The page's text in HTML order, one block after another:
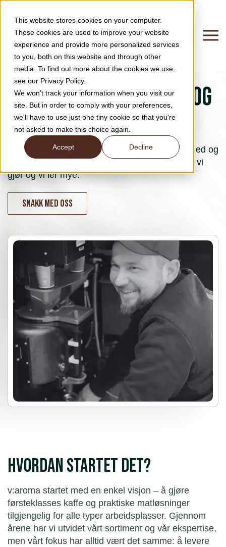
This website stores cookies on your computer.
These cookies are used to improve your website
experience and provide more personalized services
to you, both on this website and through other
media. To find out more about the cookies we use,
see our Privacy Policy.
We won't track your information when you visit our
site. But in order to comply with your preferences,
we'll have to use just one tiny cookie so that you're
not asked to make this choice again.
Accept Decline
KONTAKT OSS
V i holder detvi lover og
står fordet vi gjør
Hos oss møter du folk som kan det de driver med og
sier i fra når de ikke kan det. Vi er stolte av det vi
gjør og vi ler mye.
Snakk med oss
Hvordan startet det?
v:aroma startet med en enkel visjon – å gjøre
førsteklasses kaffe og praktiske matløsninger
tilgjengelig for alle typer arbeidsplasser. Gjennom
årene har vi utvidet vårt sortiment og vår ekspertise,
men vårt fokus har alltid vært det samme: å levere